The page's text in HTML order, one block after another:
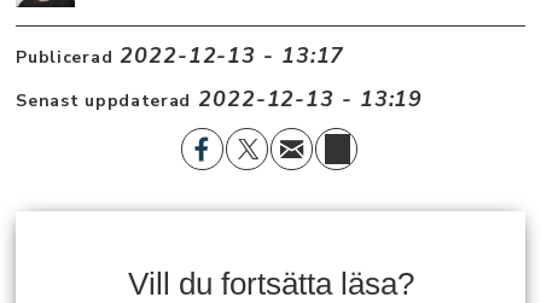
Publicerad 2022-12-13 - 13:17
Senast uppdaterad 2022-12-13 - 13:19
Vill du fortsätta läsa?